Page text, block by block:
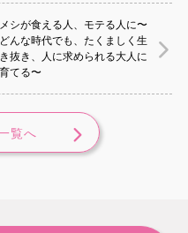
メシが食える人、モテる人に〜
どんな時代でも、たくましく生
き抜き、人に求められる大人に
育てる〜
覧へ